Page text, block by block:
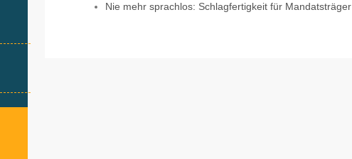
Nie mehr sprachlos: Schlagfertigkeit für Mandatsträger